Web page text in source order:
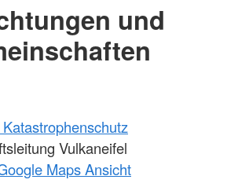
und
Vulkaneifel
Maps Ansicht